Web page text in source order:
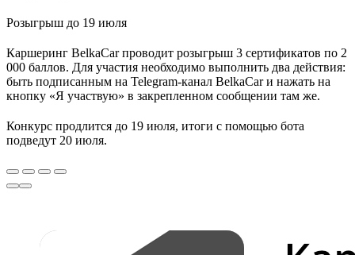
Розыгрыш до 19 июля
Каршеринг BelkaCar проводит розыгрыш 3 сертификатов по 2
000 баллов. Для участия необходимо выполнить два действия:
быть подписанным на Telegram-канал BelkaCar и нажать на
кнопку «Я участвую» в закрепленном сообщении там же.
Конкурс продлится до 19 июля, итоги с помощью бота
подведут 20 июля.